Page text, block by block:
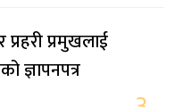
प्रमुखलाई
ज्ञापनपत्र